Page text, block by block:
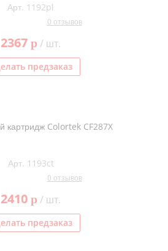
Арт. 1192pl
0 отзывов
2367 p/ шт.
предзаказ
картридж Colortek CF287X
Арт. 1193ct
0 отзывов
2410 p/ шт.
предзаказ